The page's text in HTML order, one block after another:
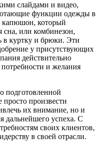
слайдами и видео,
функции одежды в
капюшон, который
сна, или комбинезон,
в куртку и брюки. Эти
у присутствующих
действительно
и желания
подготовленной
просто произвести
их внимание, но и
дальнейшего успеха. С
своих клиентов,
в своей отрасли.